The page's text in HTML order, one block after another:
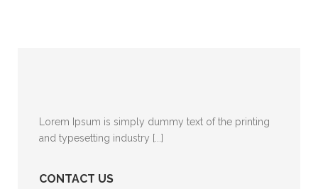
Lorem Ipsum is simply dummy text of the printing
and typesetting industry [...]
CONTACT US